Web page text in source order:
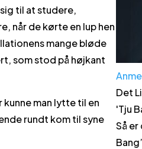
til at studere,
når de kørte en lup hen
mange bløde
som stod på højkant
man lytte til en
rundt kom til syne
Det
'Tju
Så